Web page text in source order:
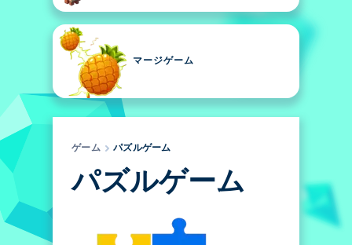
マージゲーム
ゲーム パズルゲーム
パズルゲーム